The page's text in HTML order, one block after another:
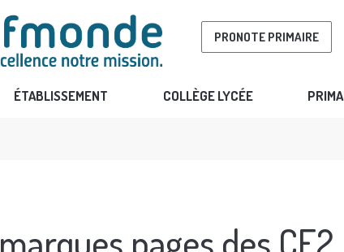
PRONOTE PRIMAIRE
ÉTABLISSEMENT COLLÈGE LYCÉE
pages des CE2